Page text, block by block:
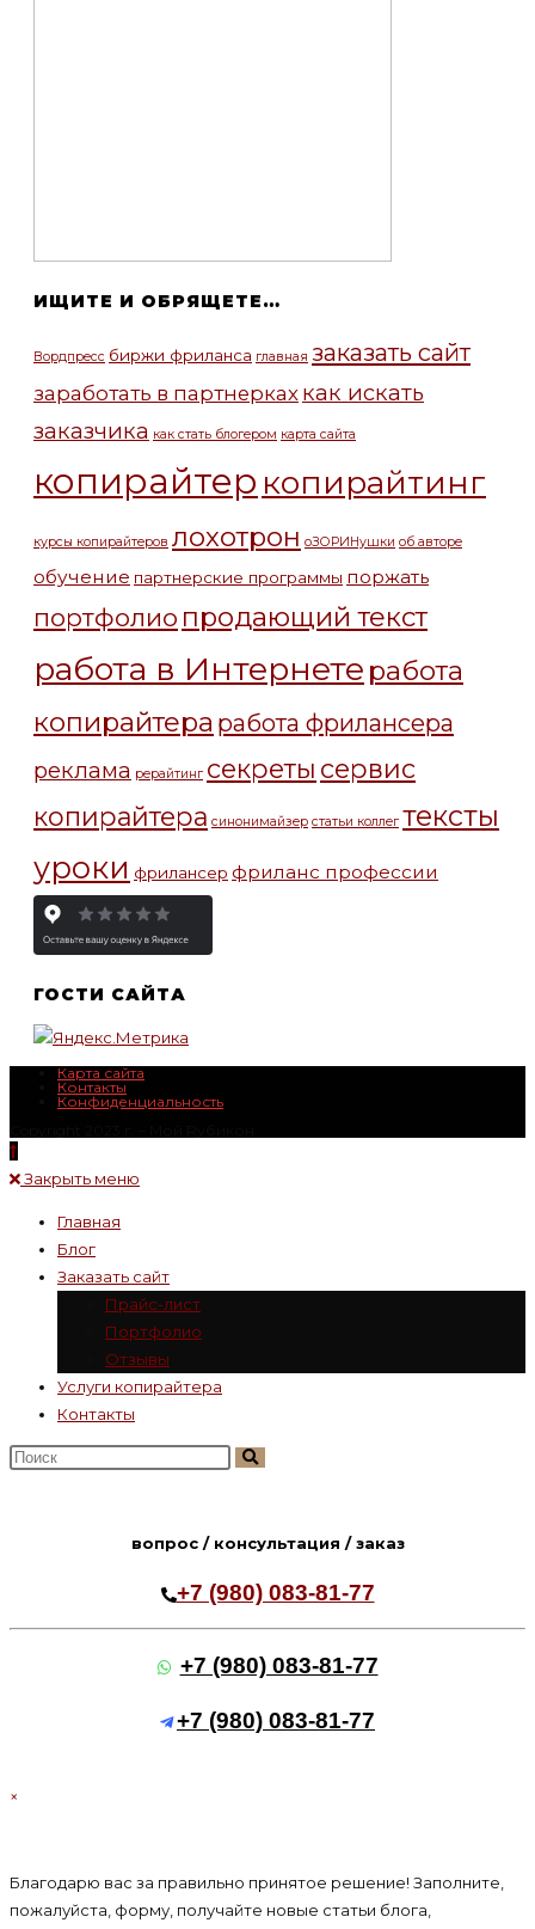
ИЩИТЕ И ОБРЯЩЕТЕ…
Вордпресс биржи фриланса главная заказать сайт
заработать в партнерках как искать
заказчика как стать блогером карта сайта
копирайтер копирайтинг
курсы копирайтеров лохотрон оЗОРИНушки об авторе
обучение партнерские программы поржать
портфолио продающий текст
работа в Интернете работа
копирайтера работа фрилансера
реклама рерайтинг секреты сервис
копирайтера синонимайзер статьи коллег тексты
уроки фрилансер фриланс профессии
ГОСТИ САЙТА
Карта сайта
Контакты
Конфиденциальность
Закрыть меню
Главная
Блог
Заказать сайт
Прайс-лист
Портфолио
Отзывы
Услуги копирайтера
Контакты
Поиск
вопрос / консультация / заказ
+7 (980) 083-81-77
+7 (980) 083-81-77
+7 (980) 083-81-77
×
Благодарю вас за правильно принятое решение! Заполните,
пожалуйста, форму, получайте новые статьи блога,